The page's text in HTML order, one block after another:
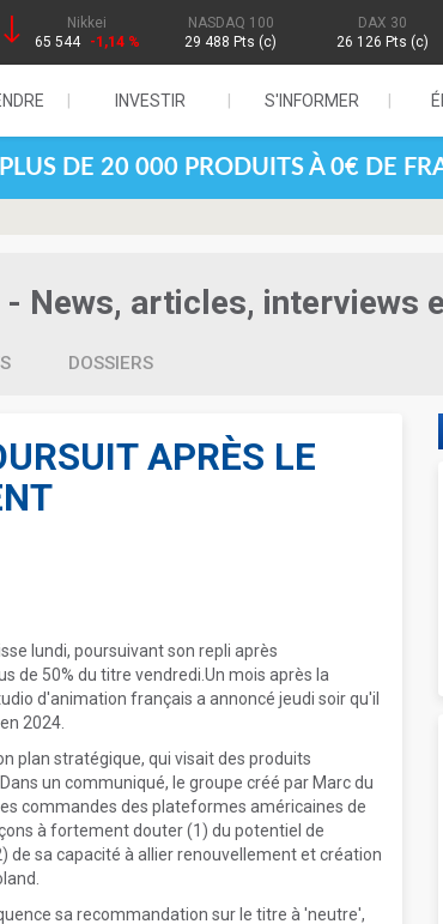
Nikkei
65 544 -1,14 %
NASDAQ 100
29 488 Pts (c)
DAX 30
26 126 Pts (c)
INVESTIR S'INFORMER
PLUS DE 20 000 PRODUITS À 0€ DE
News, articles, interviews
DOSSIERS
APRÈS LE
lundi, poursuivant son repli après
de 50% du titre vendredi.Un mois après la
d'animation français a annoncé jeudi soir qu'il
2024.
plan stratégique, qui visait des produits
un communiqué, le groupe créé par Marc du
commandes des plateformes américaines de
à fortement douter (1) du potentiel de
sa capacité à allier renouvellement et création
sa recommandation sur le titre à 'neutre',